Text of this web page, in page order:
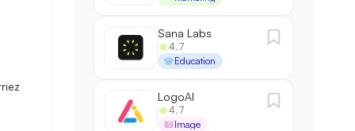
Sana Labs
4.7
Éducation
LogoAI
4.7
Image